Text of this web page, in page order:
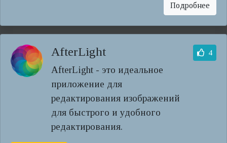
Подробнее
AfterLight
AfterLight - это идеальное
приложение для
редактирования изображений
для быстрого и удобного
редактирования.
4